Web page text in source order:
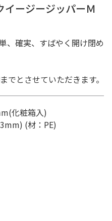
イージージッパーＭ
、確実、すばやく開け閉め
とさせていただきます。
化粧箱入)
(材：PE)